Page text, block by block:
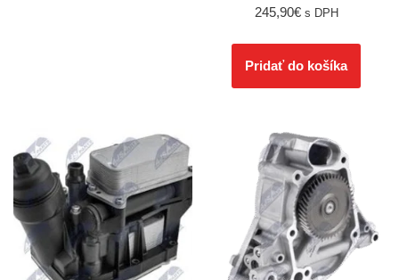
245,90€ s DPH
Pridať do košíka